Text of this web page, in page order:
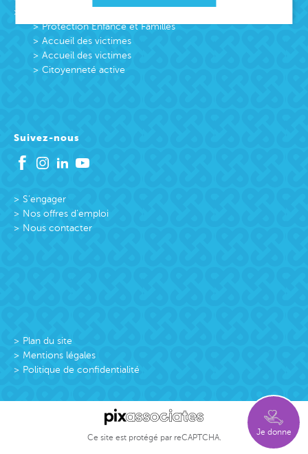
Je donne
Protection Enfance et Familles
Accueil des victimes
Accueil des victimes
Citoyenneté active
Suivez-nous
S’engager
Nos offres d’emploi
Nous contacter
Plan du site
Mentions légales
Politique de confidentialité
Ce site est protégé par reCAPTCHA.